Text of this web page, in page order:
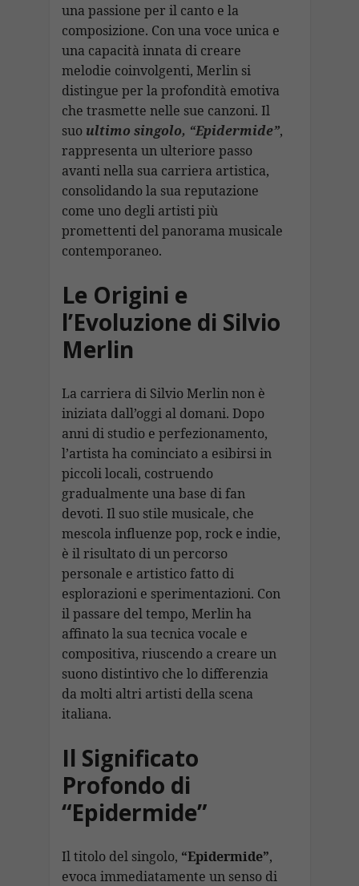
una passione per il canto e la
composizione. Con una voce unica e
una capacità innata di creare
melodie coinvolgenti, Merlin si
distingue per la profondità emotiva
che trasmette nelle sue canzoni. Il
suoultimo singolo, “Epidermide”,
rappresenta un ulteriore passo
avanti nella sua carriera artistica,
consolidando la sua reputazione
come uno degli artisti più
promettenti del panorama musicale
contemporaneo.
Le Origini e
l’Evoluzione di Silvio
Merlin
La carriera di Silvio Merlin non è
iniziata dall’oggi al domani. Dopo
anni di studio e perfezionamento,
l’artista ha cominciato a esibirsi in
piccoli locali, costruendo
gradualmente una base di fan
devoti. Il suo stile musicale, che
mescola influenze pop, rock e indie,
è il risultato di un percorso
personale e artistico fatto di
esplorazioni e sperimentazioni. Con
il passare del tempo, Merlin ha
affinato la sua tecnica vocale e
compositiva, riuscendo a creare un
suono distintivo che lo differenzia
da molti altri artisti della scena
italiana.
Il Significato
Profondo di
“Epidermide”
Il titolo del singolo, “Epidermide”,
evoca immediatamente un senso di